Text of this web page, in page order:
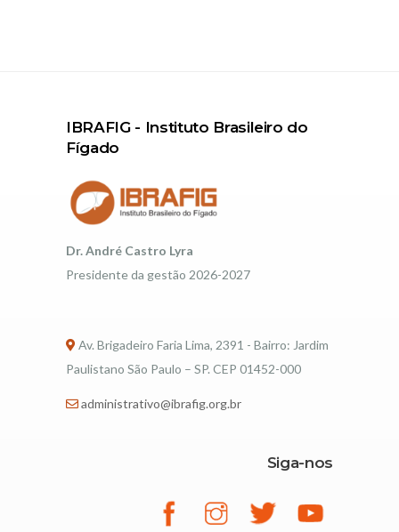
IBRAFIG - Instituto Brasileiro do
Fígado
Dr. André Castro Lyra
Presidente da gestão 2026-2027
Av. Brigadeiro Faria Lima, 2391 - Bairro: Jardim
Paulistano São Paulo – SP. CEP 01452-000
administrativo@ibrafig.org.br
Siga-nos